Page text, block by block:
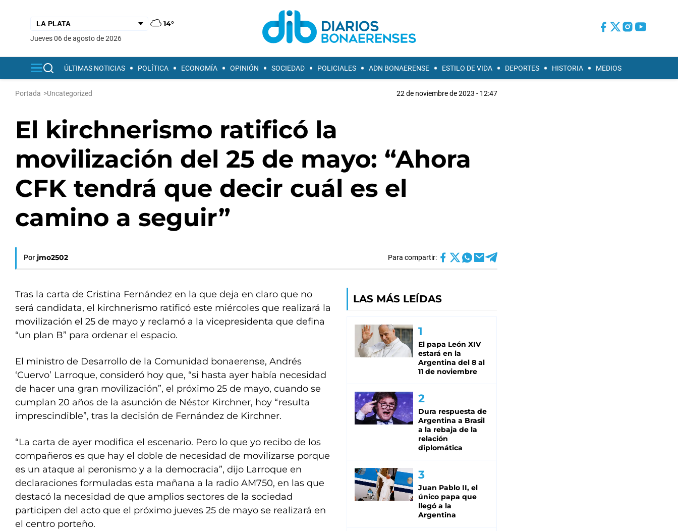
14°
jueves 06 de agosto de 2026
ÚLTIMAS NOTICIAS POLÍTICA ECONOMÍA OPINIÓN SOCIEDAD POLICIALES ADN BONAERENSE ESTILO DE VIDA DEPORTES HISTORIA MEDIOS
Portada >Uncategorized 22 de noviembre de 2023 - 12:47
El kirchnerismo ratificó la
movilización del 25 de mayo: “Ahora
CFK tendrá que decir cuál es el
camino a seguir”
Por jmo2502 Para compartir:
Tras la carta de Cristina Fernández en la que deja en claro que no
será candidata, el kirchnerismo ratificó este miércoles que realizará la
movilización el 25 de mayo y reclamó a la vicepresidenta que defina
“un plan B” para ordenar el espacio.
El ministro de Desarrollo de la Comunidad bonaerense, Andrés
‘Cuervo’ Larroque, consideró hoy que, “si hasta ayer había necesidad
de hacer una gran movilización”, el próximo 25 de mayo, cuando se
cumplan 20 años de la asunción de Néstor Kirchner, hoy “resulta
imprescindible”, tras la decisión de Fernández de Kirchner.
“La carta de ayer modifica el escenario. Pero lo que yo recibo de los
compañeros es que hay el doble de necesidad de movilizarse porque
es un ataque al peronismo y a la democracia”, dijo Larroque en
declaraciones formuladas esta mañana a la radio AM750, en las que
destacó la necesidad de que amplios sectores de la sociedad
participen del acto que el próximo jueves 25 de mayo se realizará en
el centro porteño.
LAS MÁS LEÍDAS
El papa León XIV
estará en la
Argentina del 8 al
11 de noviembre
Dura respuesta de
Argentina a Brasil
a la rebaja de la
relación
diplomática
Juan Pablo II, el
único papa que
llegó a la
Argentina